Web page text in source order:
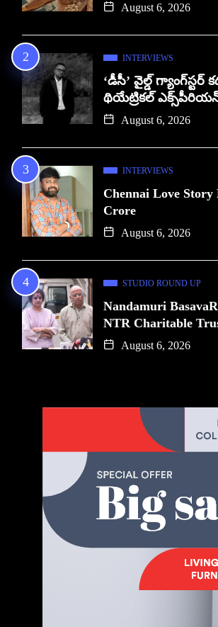
August 6, 2026
INTERVIEWS
‘డీసీ’ వైల్డ్ గ్యాంగ్‌స్టర్
థియేట్రికల్
August 6, 2026
INTERVIEWS
Chennai Love Story
Crore
August 6, 2026
STUDIO ROUND UP
Nandamuri
NTR Charitable
August 6, 2026